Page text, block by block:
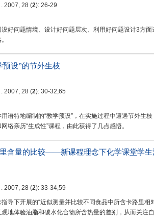
2007, 28 (2): 26-29
好问题情境、设计好问题层次、利用好问题设计3方
预设”的节外生枝
2007, 28 (2): 30-32,65
语特地编制的“教学预设”，在实施过程中遭遇节外生
络亲历“生成性”课程，由此获得了几点感悟。
含量的比较——新课程理念下化学课堂学生
2007, 28 (2): 33-34,59
导下开展的“近似测量并比较不同食品中所含卡路里相
地体验油脂和碳水化合物所含热量的差别，从而关注